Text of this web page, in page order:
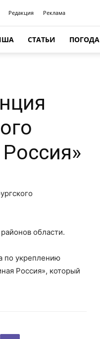
Редакция Реклама
СТАТЬИ ПОГОДА
области.
по укреплению
Россия», который